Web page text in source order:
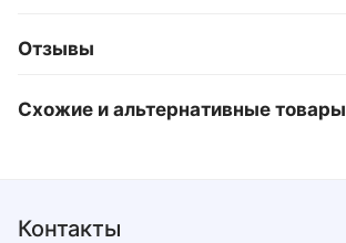
Отзывы
Схожие и альтернативные товары
Контакты